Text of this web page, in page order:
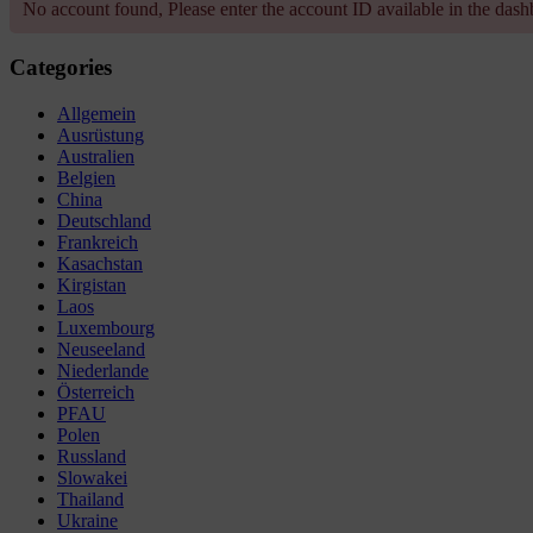
No account found, Please enter the account ID available in the
Categories
Allgemein
Ausrüstung
Australien
Belgien
China
Deutschland
Frankreich
Kasachstan
Kirgistan
Laos
Luxembourg
Neuseeland
Niederlande
Österreich
PFAU
Polen
Russland
Slowakei
Thailand
Ukraine